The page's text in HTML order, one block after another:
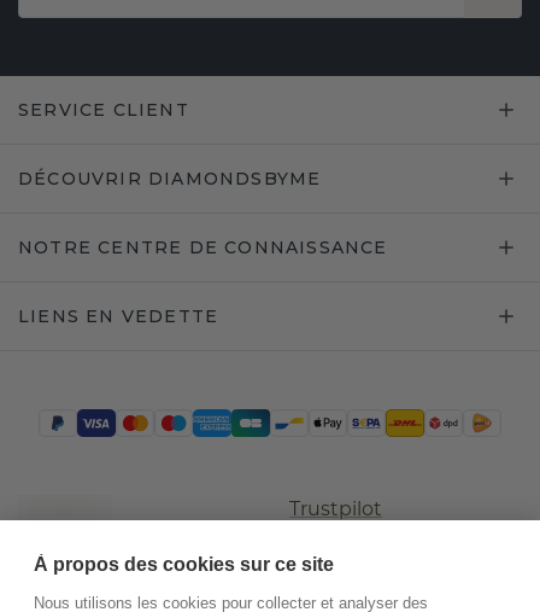
SERVICE CLIENT
DÉCOUVRIR DIAMONDSBYME
NOTRE CENTRE DE CONNAISSANCE
LIENS EN VEDETTE
Trustpilot
À propos des cookies sur ce site
Nous utilisons les cookies pour collecter et analyser des